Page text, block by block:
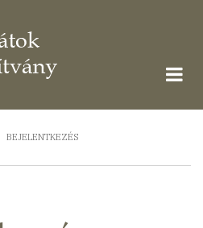
BEJELENTKEZÉS